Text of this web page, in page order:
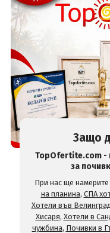
Защо
TopOfertite.com -
за
При нас ще
на планина, СПА
Хотели във
Хисаря, Хотели в
чужбина, Почивки в